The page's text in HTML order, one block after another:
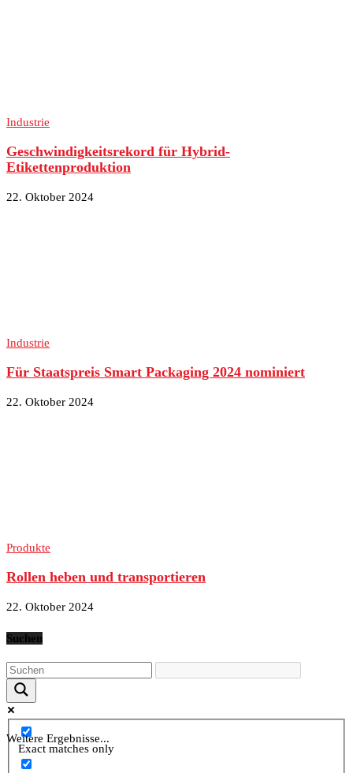
Industrie
Geschwindigkeitsrekord für Hybrid-
Etikettenproduktion
22. Oktober 2024
Industrie
Für Staatspreis Smart Packaging 2024 nominiert
22. Oktober 2024
Produkte
Rollen heben und transportieren
22. Oktober 2024
Suchen
Weitere Ergebnisse...
Exact matches only